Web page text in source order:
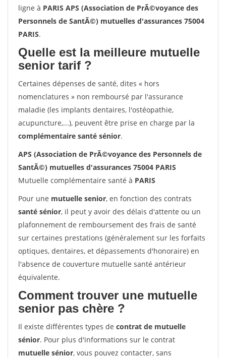
ligne à PARIS APS (Association de PrÃ©voyance des
Personnels de SantÃ©) mutuelles d'assurances 75004
PARIS.
Quelle est la meilleure mutuelle
senior tarif ?
Certaines dépenses de santé, dites « hors
nomenclatures » non remboursé par l'assurance
maladie (les implants dentaires, l'ostéopathie,
acupuncture,...), peuvent être prise en charge par la
complémentaire santé sénior.
APS (Association de PrÃ©voyance des Personnels de
SantÃ©) mutuelles d'assurances 75004 PARIS
Mutuelle complémentaire santé à PARIS
Pour une mutuelle senior, en fonction des contrats
santé sénior, il peut y avoir des délais d'attente ou un
plafonnement de remboursement des frais de santé
sur certaines prestations (généralement sur les forfaits
optiques, dentaires, et dépassements d'honoraire) en
l'absence de couverture mutuelle santé antérieur
équivalente.
Comment trouver une mutuelle
senior pas chère ?
Il existe différentes types de contrat de mutuelle
sénior. Pour plus d'informations sur le contrat
mutuelle sénior, vous pouvez contacter, sans